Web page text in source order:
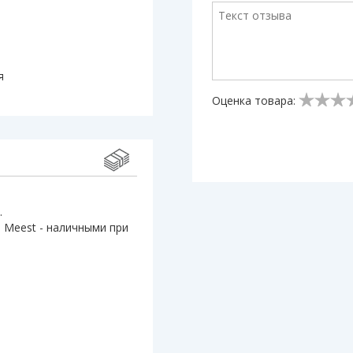
- наличными при
Оценка товара: